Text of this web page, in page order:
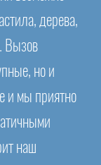
дерева,
Вызов
но и
и мы приятно
наш